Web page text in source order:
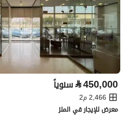
⃁450,000 سنوياً
2,466 م2
معرض للإيجار في الملز